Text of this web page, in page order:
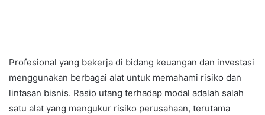
Profesional yang bekerja di bidang keuangan dan investasi
menggunakan berbagai alat untuk memahami risiko dan
lintasan bisnis. Rasio utang terhadap modal adalah salah
satu alat yang mengukur risiko perusahaan, terutama